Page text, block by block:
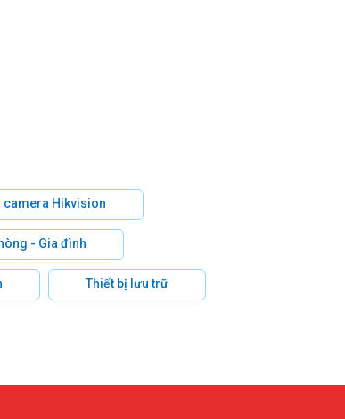
camera Hikvision
- Gia đình
Thiết bị lưu trữ